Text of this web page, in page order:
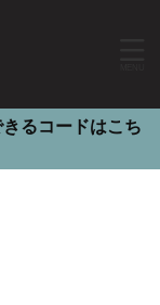
るコードはこち